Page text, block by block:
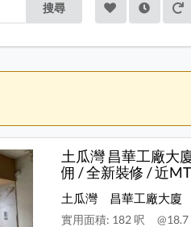
搜尋
土瓜灣 昌華工廠大
佣 / 全新裝修 / 近
土瓜灣 昌華工廠大廈
實用面積: 182 呎 @18.7